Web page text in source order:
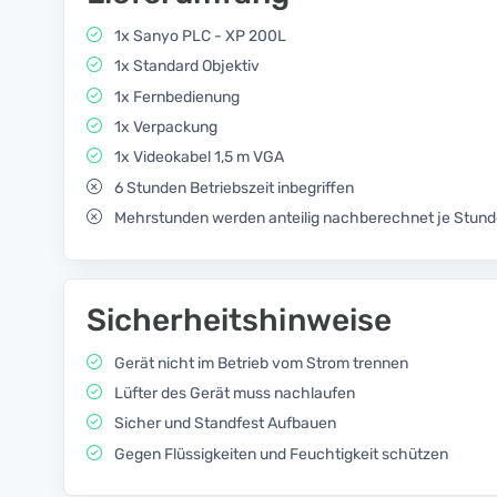
1x Sanyo PLC - XP 200L
1x Standard Objektiv
1x Fernbedienung
1x Verpackung
1x Videokabel 1,5 m VGA
6 Stunden Betriebszeit inbegriffen
Mehrstunden werden anteilig nachberechnet je
Sicherheitshinweise
Gerät nicht im Betrieb vom Strom trennen
Lüfter des Gerät muss nachlaufen
Sicher und Standfest Aufbauen
Gegen Flüssigkeiten und Feuchtigkeit schützen